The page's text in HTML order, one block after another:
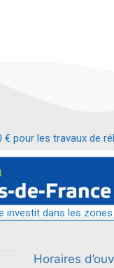
€ pour les travaux de
investit dans les
Horaires